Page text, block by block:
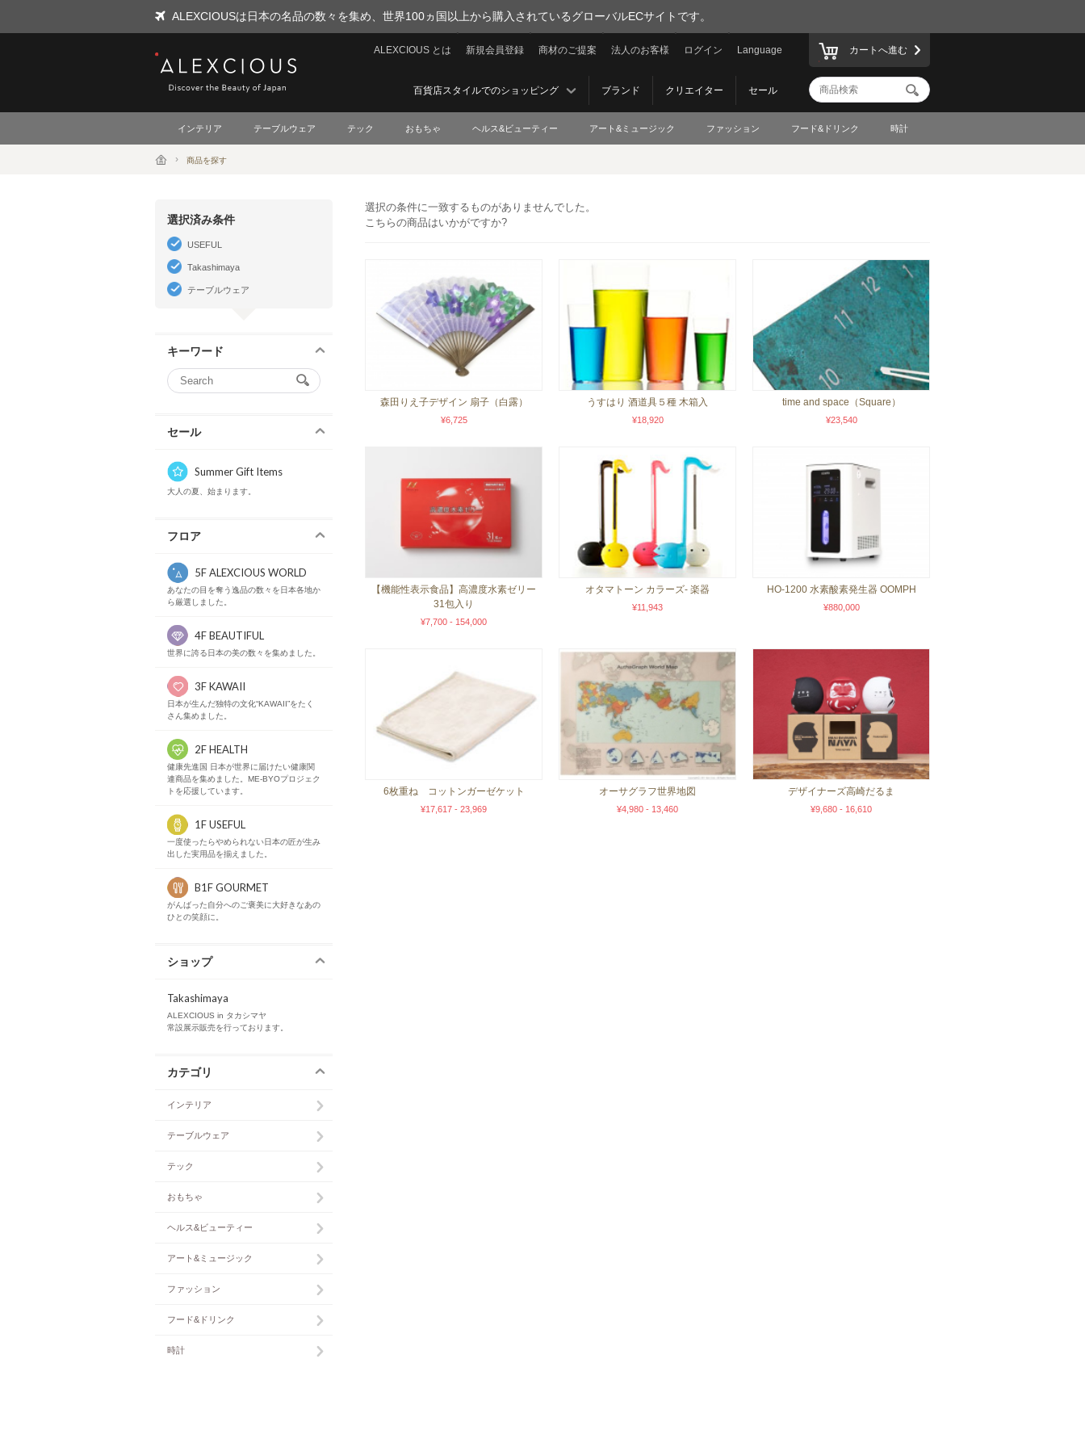
ALEXCIOUSは日本の名品の数々を集め、世界100ヵ国以上から購入されているグローバルECサイトです。
ALEXCIOUS
Language
ログイン
法人のお客様
商材のご提案
新規会員登録
ALEXCIOUS とは
セール
クリエイター
ブランド
百貨店スタイルでのショッピング
カートへ進む
インテリア テーブルウェア テック おもちゃ ヘルス&ビューティー アート&ミュージック ファッション フード&ドリンク 時計
商品を探す
選択済み条件
USEFUL
Takashimaya
テーブルウェア
キーワード
セール
Summer Gift Items
大人の夏、始まります。
フロア
5F ALEXCIOUS WORLD
あなたの目を奪う逸品の数々を日本各地か
ら厳選しました。
4F BEAUTIFUL
世界に誇る日本の美の数々を集めました。
3F KAWAII
日本が生んだ独特の文化“KAWAII”をたく
さん集めました。
2F HEALTH
健康先進国 日本が世界に届けたい健康関
連商品を集めました。ME-BYOプロジェク
トを応援しています。
1F USEFUL
一度使ったらやめられない日本の匠が生み
出した実用品を揃えました。
B1F GOURMET
がんばった自分へのご褒美に大好きなあの
ひとの笑顔に。
ショップ
Takashimaya
ALEXCIOUS in タカシマヤ
常設展示販売を行っております。
カテゴリ
インテリア
テーブルウェア
テック
おもちゃ
ヘルス&ビューティー
アート&ミュージック
ファッション
フード&ドリンク
時計
選択の条件に一致するものがありませんでした。
こちらの商品はいかがですか?
森田りえ子デザイン 扇子（白露）
¥6,725
うすはり 酒道具５種 木箱入
¥18,920
time and space（Square）
¥23,540
【機能性表示食品】高濃度水素ゼリー
31包入り
¥7,700 - 154,000
オタマトーン カラーズ- 楽器
¥11,943
HO-1200 水素酸素発生器 OOMPH
¥880,000
6枚重ね コットンガーゼケット
¥17,617 - 23,969
オーサグラフ世界地図
¥4,980 - 13,460
デザイナーズ高崎だるま
¥9,680 - 16,610